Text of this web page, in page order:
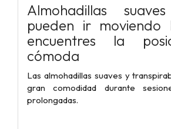
Almohadillas
pueden ir moviendo
encuentres la
cómoda
Las almohadillas suaves y
gran comodidad durante
prolongadas.